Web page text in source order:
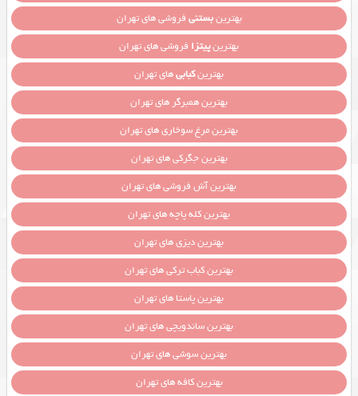
بهترینبستنی فروشی های تهران
بهترینپیتزا فروشی های تهران
بهترینکبابیهای تهران
بهترین همبرگر های تهران
بهترین مرغ سوخاری های تهران
بهترین جگرکی های تهران
بهترین آش فروشی های تهران
بهترین کله پاچه های تهران
بهترین دیزی های تهران
بهترین کباب ترکی های تهران
بهترین پاستا های تهران
بهترین ساندویچی های تهران
بهترین سوشی های تهران
بهترین کافه های تهران